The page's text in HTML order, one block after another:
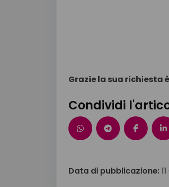
Grazie la sua richiesta
Condividi
Data di pubblicazione: